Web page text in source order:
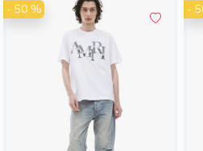
- 50 % -